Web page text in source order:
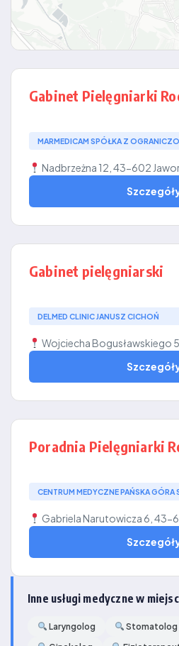
Gabinet Pielęgniarki
MARMEDICAM SPÓŁKA Z
Nadbrzeżna 12, 43-602
Gabinet pielęgniarski
DELMED CLINIC JANUSZ CICHOŃ
Wojciecha Bogusławskiego
Poradnia Pielęgniarki
CENTRUM MEDYCZNE PAŃSKA
Gabriela Narutowicza 6, 43-
Inne usługi medyczne w
Laryngolog Stomatolog